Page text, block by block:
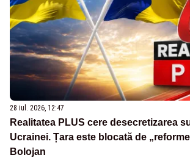
28 iul. 2026, 12:47
Realitatea PLUS cere desecretizarea
Ucrainei. Țara este blocată de
Bolojan